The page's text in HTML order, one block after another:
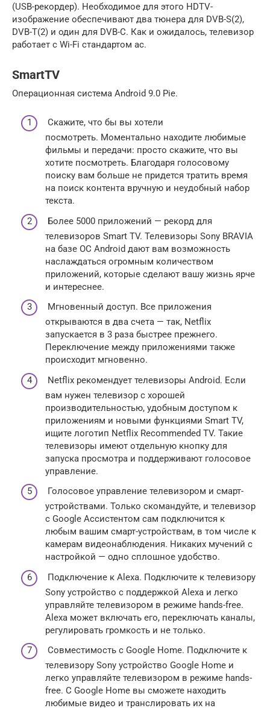
(USB-рекордер). Необходимое для этого HDTV-
изображение обеспечивают два тюнера для DVB-S(2),
DVB-T(2) и один для DVB-C. Как и ожидалось, телевизор
работает с Wi-Fi стандартом ac.
SmartTV
Операционная система Android 9.0 Pie.
Скажите, что бы вы хотели
посмотреть. Моментально находите любимые
фильмы и передачи: просто скажите, что вы
хотите посмотреть. Благодаря голосовому
поиску вам больше не придется тратить время
на поиск контента вручную и неудобный набор
текста.
Более 5000 приложений — рекорд для
телевизоров Smart TV. Телевизоры Sony BRAVIA
на базе ОС Android дают вам возможность
наслаждаться огромным количеством
приложений, которые сделают вашу жизнь ярче
и интереснее.
Мгновенный доступ. Все приложения
открываются в два счета — так, Netflix
запускается в 3 раза быстрее прежнего.
Переключение между приложениями также
происходит мгновенно.
Netflix рекомендует телевизоры Android. Если
вам нужен телевизор с хорошей
производительностью, удобным доступом к
приложениям и новыми функциями Smart TV,
ищите логотип Netflix Recommended TV. Такие
телевизоры имеют отдельную кнопку для
запуска просмотра и поддерживают голосовое
управление.
Голосовое управление телевизором и смарт-
устройствами. Только скомандуйте, и телевизор
с Google Ассистентом сам подключится к
любым вашим смарт-устройствам, в том числе к
камерам видеонаблюдения. Никаких мучений с
настройкой — одно сплошное удобство.
Подключение к Alexa. Подключите к телевизору
Sony устройство с поддержкой Alexa и легко
управляйте телевизором в режиме hands-free.
Alexa может включать его, переключать каналы,
регулировать громкость и не только.
Совместимость с Google Home. Подключите к
телевизору Sony устройство Google Home и
легко управляйте телевизором в режиме hands-
free. С Google Home вы сможете находить
любимые видео и транслировать их на